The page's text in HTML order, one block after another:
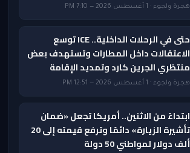
هجرة ولجوء · 1 أغسطس 2026 — 7:10 PM
حتى في الرحلات الداخلية.. ICE توسع
الاعتقالات داخل المطارات وتستهدف بعض
منتظري الجرين كارد وتمديد الإقامة
هجرة ولجوء · 1 أغسطس 2026 — 12:51 PM
ابتداءً من الاثنين.. أمريكا تجعل «ضمان
تأشيرة الزيارة» دائمًا وترفع قيمته إلى 20
ألف دولار لمواطني 50 دولة